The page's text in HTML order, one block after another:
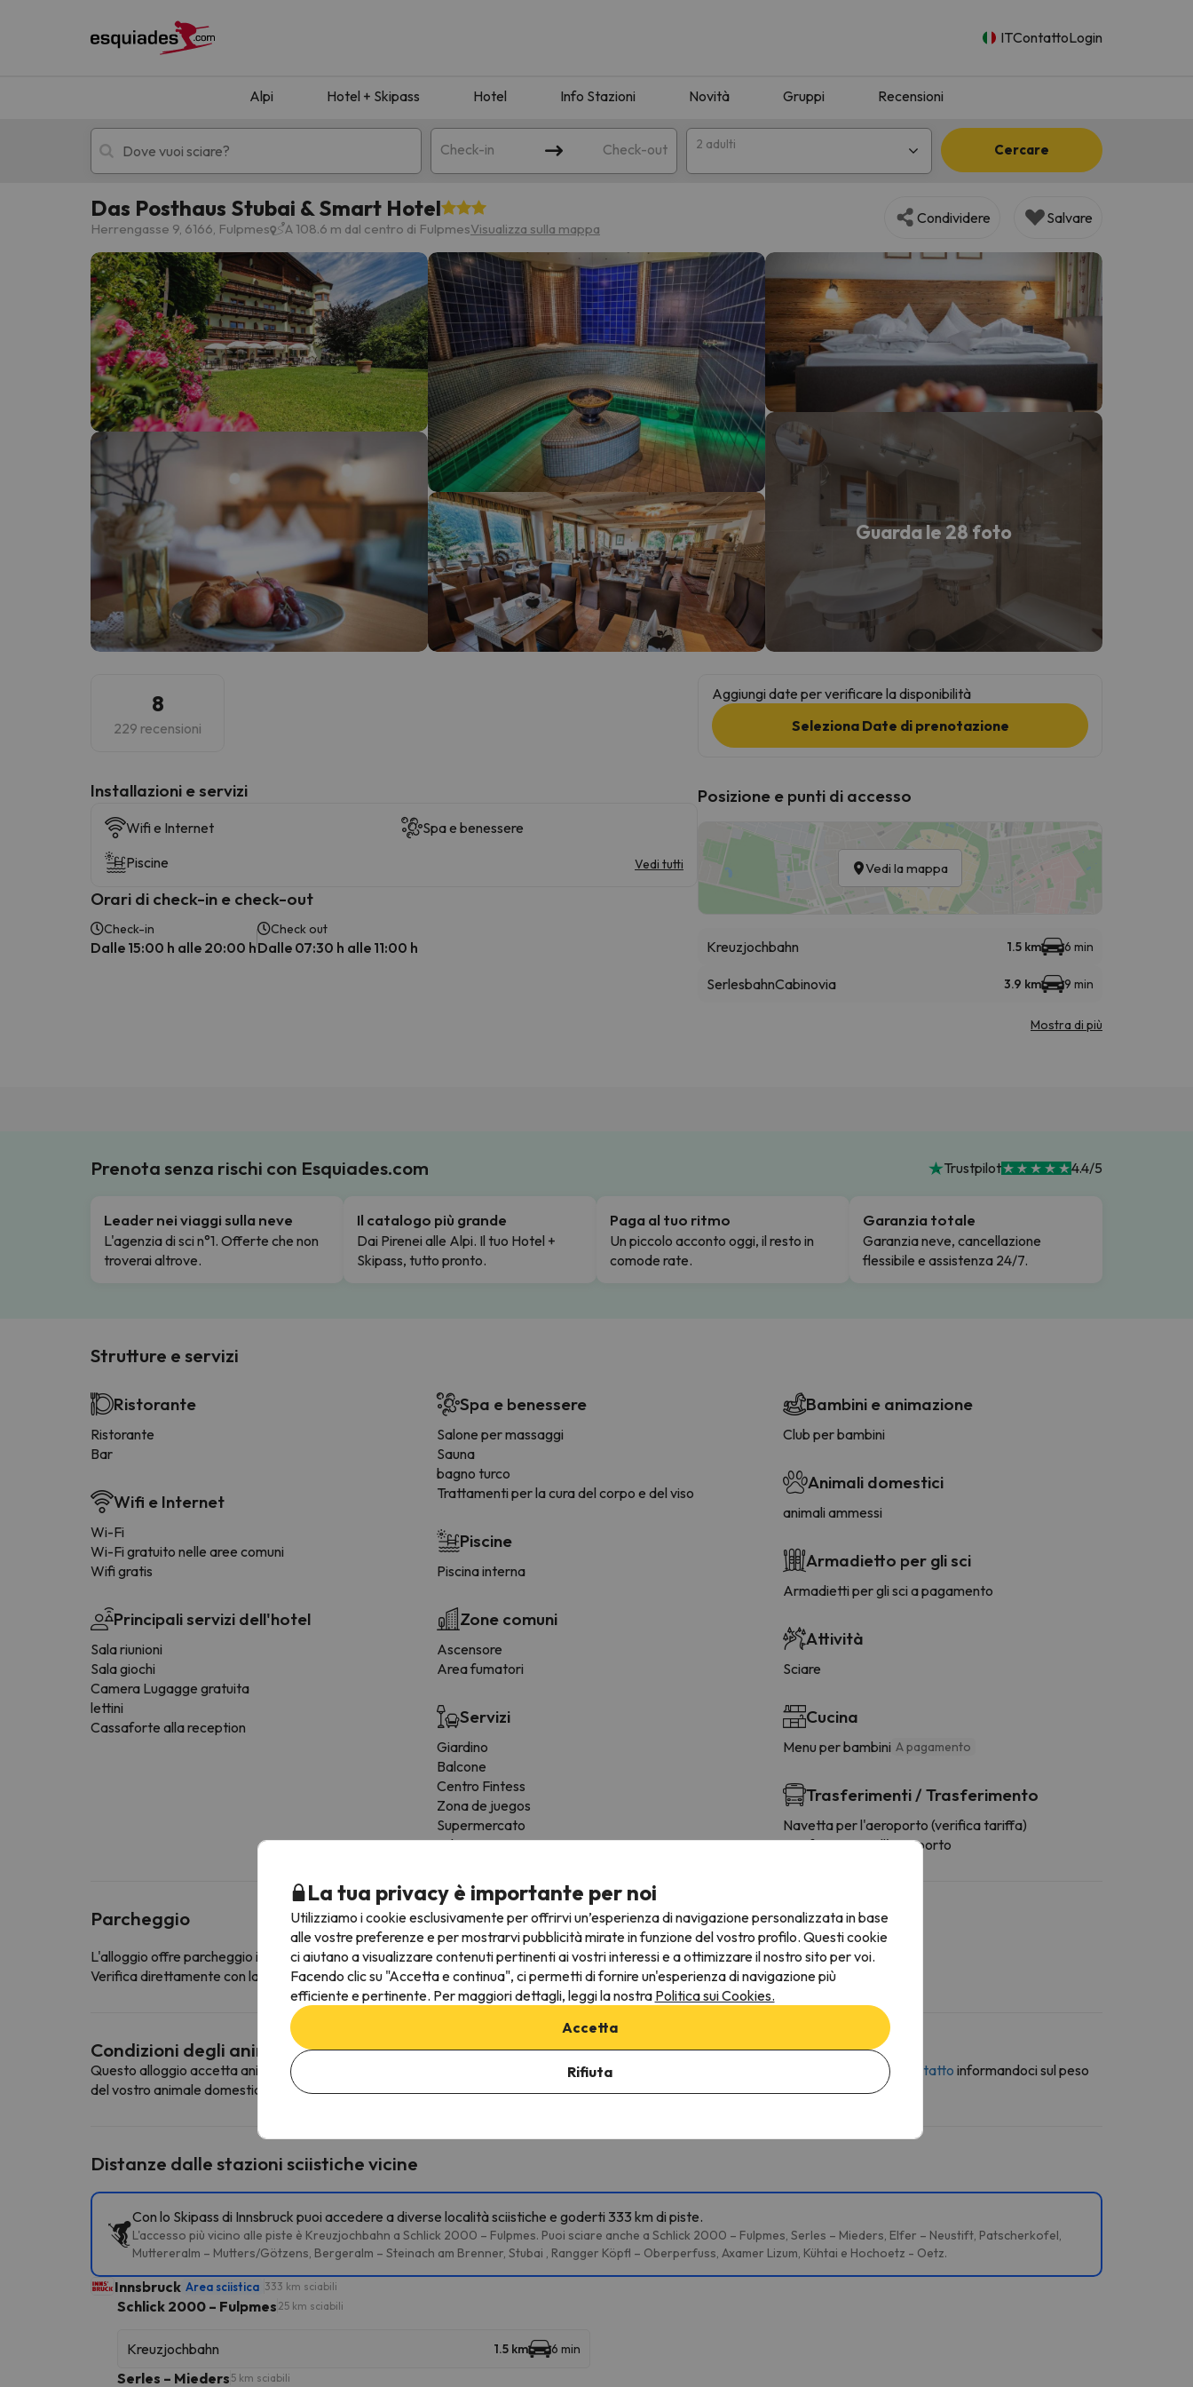
ITContattoLogin
Alpi Hotel + Skipass Hotel Info Stazioni Novità Gruppi Recensioni
Check-in Check-out 2 adulti Cercare
Hotel + skipass Hotel di montagna
Ops, non abbiamo trovato alcun risultato corrispondente alla sua ricerca. Provare a modificare la destinazione.
Sembra che il nostro ricercatore abbia perso la strada. Non appena troverà la bussola, tornerà.
Das Posthaus Stubai & Smart Hotel
Herrengasse 9, 6166, Fulpmes A 108.6 m dal centro di FulpmesVisualizza sulla mappa
Condividere Salvare
Guarda le 28 foto
8
229 recensioni
Installazioni e servizi
Wifi e Internet
Spa e benessere
Piscine
Vedi tutti
Orari di check-in e check-out
Check-in
Dalle 15:00 h alle 20:00 h
Check out
Dalle 07:30 h alle 11:00 h
Aggiungi date per verificare la disponibilità
Seleziona Date di prenotazione
Posizione e punti di accesso
Vedi la mappa
Kreuzjochbahn 1.5 km 6 min
SerlesbahnCabinovia 3.9 km 9 min
Mostra di più
Prenota senza rischi con Esquiades.com Trustpilot 4.4/5
Leader nei viaggi sulla neve
L'agenzia di sci n°1. Offerte che non
troverai altrove.
Il catalogo più grande
Dai Pirenei alle Alpi. Il tuo Hotel +
Skipass, tutto pronto.
Paga al tuo ritmo
Un piccolo acconto oggi, il resto in
comode rate.
Garanzia totale
Garanzia neve, cancellazione
flessibile e assistenza 24/7.
Strutture e servizi
Ristorante
Ristorante
Bar
Wifi e Internet
Wi-Fi
Wi-Fi gratuito nelle aree comuni
Wifi gratis
Principali servizi dell'hotel
Sala riunioni
Sala giochi
Camera Lugagge gratuita
lettini
Cassaforte alla reception
Spa e benessere
Salone per massaggi
Sauna
bagno turco
Trattamenti per la cura del corpo e del viso
Piscine
Piscina interna
Zone comuni
Ascensore
Area fumatori
Servizi
Giardino
Balcone
Centro Fintess
Zona de juegos
Supermercato
solario
Bambini e animazione
Club per bambini
Animali domestici
animali ammessi
Armadietto per gli sci
Armadietti per gli sci a pagamento
Attività
Sciare
Cucina
Menu per bambini A pagamento
Trasferimenti / Trasferimento
Navetta per l'aeroporto (verifica tariffa)
Trasferimento all'aeroporto
Parcheggio
L'alloggio offre parcheggio interno gratuito
Verifica direttamente con la struttura ricettiva se offre la possibilità di prenotare il posto auto in anticipo.
Condizioni degli animali domestici
Questo alloggio accetta animali domestici. Per consultarne le condizioni è indispensabile inviarci un messaggio attraverso la modulo di contatto informandoci sul peso
del vostro animale domestico.
Distanze dalle stazioni sciistiche vicine
Con lo Skipass di Innsbruck puoi accedere a diverse località sciistiche e goderti 333 km di piste.
L'accesso più vicino alle piste è Kreuzjochbahn a Schlick 2000 – Fulpmes. Puoi sciare anche a Schlick 2000 – Fulpmes, Serles – Mieders, Elfer – Neustift, Patscherkofel,
Muttereralm – Mutters/Götzens, Bergeralm – Steinach am Brenner, Stubai , Rangger Köpfl – Oberperfuss, Axamer Lizum, Kühtai e Hochoetz - Oetz.
Innsbruck Area sciistica 333 km sciabili
Schlick 2000 – Fulpmes 25 km sciabili
Kreuzjochbahn 1.5 km 6 min
Serles – Mieders 5 km sciabili
La tua privacy è importante per noi
Utilizziamo i cookie esclusivamente per offrirvi un’esperienza di navigazione personalizzata in base
alle vostre preferenze e per mostrarvi pubblicità mirate in funzione del vostro profilo. Questi cookie
ci aiutano a visualizzare contenuti pertinenti ai vostri interessi e a ottimizzare il nostro sito per voi.
Facendo clic su "Accetta e continua", ci permetti di fornire un'esperienza di navigazione più
efficiente e pertinente. Per maggiori dettagli, leggi la nostra Politica sui Cookies.
Accetta
Rifiuta